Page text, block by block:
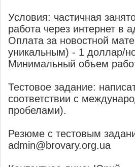
Условия: частичная
работа через интернет в
Оплата за новостной
уникальным) - 1 доллар/
Минимальный объем
Тестовое задание:
соответствии с
пробелами).
Резюме с тестовым
admin@brovary.org.ua